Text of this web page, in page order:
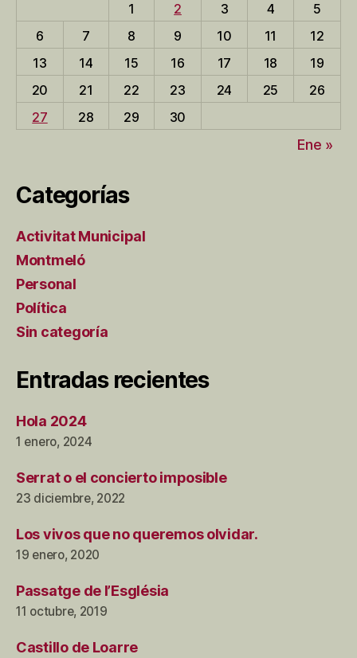
1
2 3 4
5
6
7 8 9 10 11
12
13
14 15 16 17 18
19
20
21 22 23 24 25
26
27
28 29 30
Ene »
Categorías
Activitat Municipal
Montmeló
Personal
Política
Sin categoría
Entradas recientes
Hola 2024
1 enero, 2024
Serrat o el concierto imposible
23 diciembre, 2022
Los vivos que no queremos olvidar.
19 enero, 2020
Passatge de l’Església
11 octubre, 2019
Castillo de Loarre